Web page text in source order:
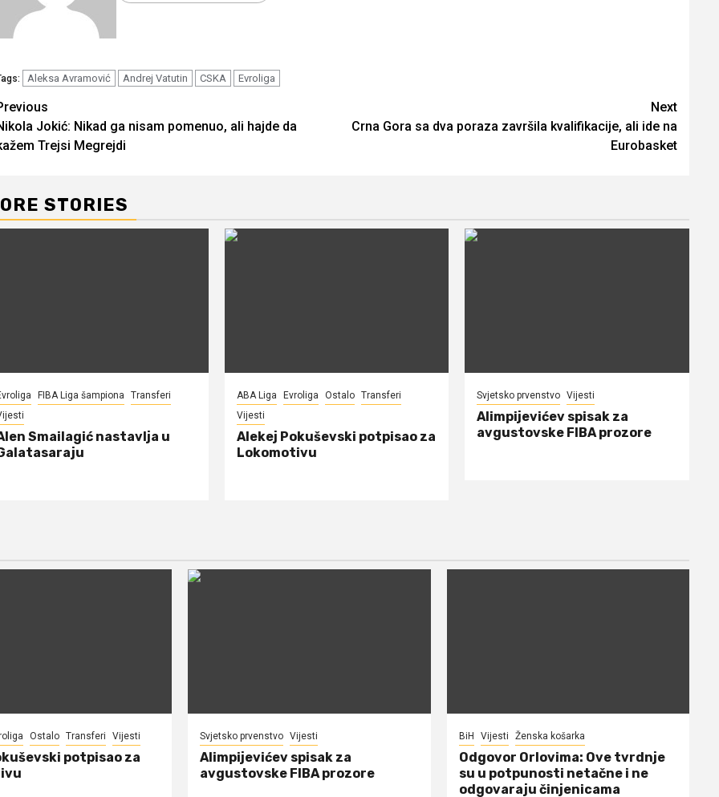
Aleksa Avramović Andrej Vatutin CSKA Evroliga
Jokić: Nikad ga nisam pomenuo, ali hajde da
Trejsi Megrejdi
Next
Crna Gora sa dva poraza završila kvalifikacije, ali ide na
Eurobasket
STORIES
FIBA Liga šampiona
Transferi
Smailagić nastavlja u
ABA Liga Evroliga Ostalo Transferi
Vijesti
Alekej Pokuševski potpisao za
Lokomotivu
Svjetsko prvenstvo Vijesti
Alimpijevićev spisak za
avgustovske FIBA prozore
Ostalo Transferi Vijesti
potpisao za
Svjetsko prvenstvo Vijesti
Alimpijevićev spisak za
avgustovske FIBA prozore
BiH Vijesti Ženska košarka
Odgovor Orlovima: ​Ove tvrdnje
su u potpunosti netačne i ne
odgovaraju činjenicama